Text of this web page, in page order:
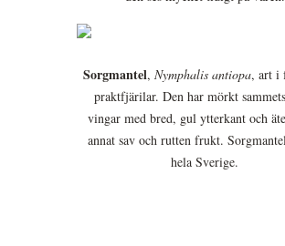
Sorgmantel, Nymphalis antiopa, art i
praktfjärilar. Den har mörkt
vingar med bred, gul ytterkant och
annat sav och rutten frukt.
hela Sverige.